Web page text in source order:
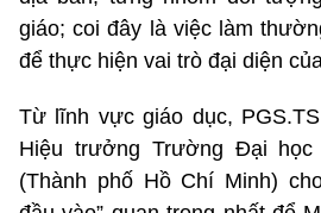
giáo; coi đây là việc làm
để thực hiện vai trò đại diện
Từ lĩnh vực giáo dục,
Hiệu trưởng Trường Đại học
(Thành phố Hồ Chí Minh)